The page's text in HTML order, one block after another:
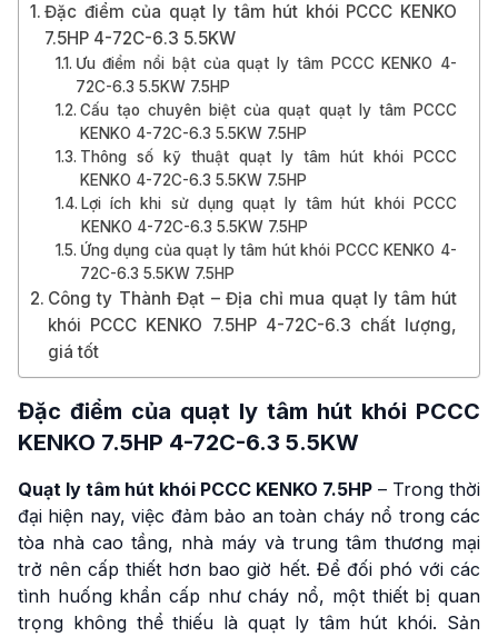
Đặc điểm của quạt ly tâm hút khói PCCC KENKO
7.5HP 4-72C-6.3 5.5KW
Ưu điểm nổi bật của quạt ly tâm PCCC KENKO 4-
72C-6.3 5.5KW 7.5HP
Cấu tạo chuyên biệt của quạt quạt ly tâm PCCC
KENKO 4-72C-6.3 5.5KW 7.5HP
Thông số kỹ thuật quạt ly tâm hút khói PCCC
KENKO 4-72C-6.3 5.5KW 7.5HP
Lợi ích khi sử dụng quạt ly tâm hút khói PCCC
KENKO 4-72C-6.3 5.5KW 7.5HP
Ứng dụng của quạt ly tâm hút khói PCCC KENKO 4-
72C-6.3 5.5KW 7.5HP
Công ty Thành Đạt – Địa chỉ mua quạt ly tâm hút
khói PCCC KENKO 7.5HP 4-72C-6.3 chất lượng,
giá tốt
Đặc điểm của quạt ly tâm hút khói PCCC
KENKO 7.5HP 4-72C-6.3 5.5KW
Quạt ly tâm hút khói PCCC KENKO 7.5HP – Trong thời
đại hiện nay, việc đảm bảo an toàn cháy nổ trong các
tòa nhà cao tầng, nhà máy và trung tâm thương mại
trở nên cấp thiết hơn bao giờ hết. Để đối phó với các
tình huống khẩn cấp như cháy nổ, một thiết bị quan
trọng không thể thiếu là quạt ly tâm hút khói. Sản